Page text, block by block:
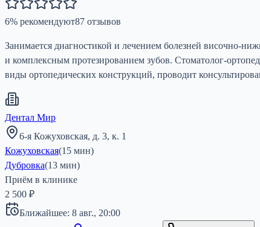
6% рекомендуют87 отзывов
Занимается диагностикой и лечением болезней височно-
и комплексным протезированием зубов. Стоматолог-
виды ортопедических конструкций, проводит
Дентал Мир
6-я Кожуховская, д. 3, к. 1
Кожуховская(15 мин)
Дубровка(13 мин)
Приём в клинике
2 500 ₽
Ближайшее: 8 авг., 20:00